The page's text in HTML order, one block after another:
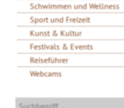
Schwimmen und Wellness
Sport und Freizeit
Kunst & Kultur
Festivals & Events
Reiseführer
Webcams